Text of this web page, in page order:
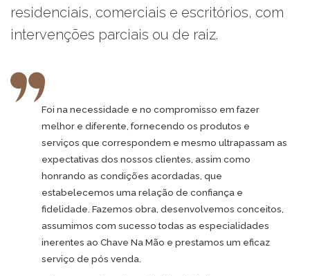
residenciais, comerciais e escritórios, com
intervenções parciais ou de raiz.
Foi na necessidade e no compromisso em fazer
melhor e diferente, fornecendo os produtos e
serviços que correspondem e mesmo ultrapassam as
expectativas dos nossos clientes, assim como
honrando as condições acordadas, que
estabelecemos uma relação de confiança e
fidelidade. Fazemos obra, desenvolvemos conceitos,
assumimos com sucesso todas as especialidades
inerentes ao Chave Na Mão e prestamos um eficaz
serviço de pós venda.